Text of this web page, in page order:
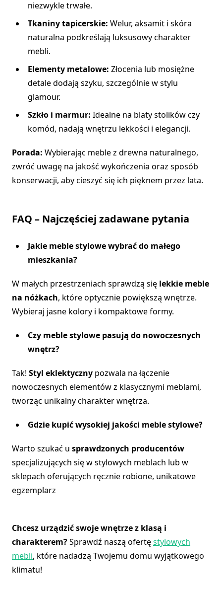
niezwykle trwałe.
Tkaniny tapicerskie: Welur, aksamit i skóra
naturalna podkreślają luksusowy charakter
mebli.
Elementy metalowe: Złocenia lub mosiężne
detale dodają szyku, szczególnie w stylu
glamour.
Szkło i marmur: Idealne na blaty stolików czy
komód, nadają wnętrzu lekkości i elegancji.
Porada: Wybierając meble z drewna naturalnego,
zwróć uwagę na jakość wykończenia oraz sposób
konserwacji, aby cieszyć się ich pięknem przez lata.
FAQ – Najczęściej zadawane pytania
Jakie meble stylowe wybrać do małego
mieszkania?
W małych przestrzeniach sprawdzą się lekkie meble
na nóżkach, które optycznie powiększą wnętrze.
Wybieraj jasne kolory i kompaktowe formy.
Czy meble stylowe pasują do nowoczesnych
wnętrz?
Tak! Styl eklektyczny pozwala na łączenie
nowoczesnych elementów z klasycznymi meblami,
tworząc unikalny charakter wnętrza.
Gdzie kupić wysokiej jakości meble stylowe?
Warto szukać u sprawdzonych producentów
specjalizujących się w stylowych meblach lub w
sklepach oferujących ręcznie robione, unikatowe
egzemplarz
Chcesz urządzić swoje wnętrze z klasą i
charakterem?Sprawdź naszą ofertęstylowych
mebli, które nadadzą Twojemu domu wyjątkowego
klimatu!